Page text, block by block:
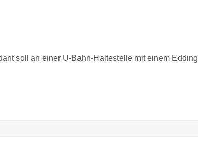
soll an einer U-Bahn-Haltestelle mit einem Edding